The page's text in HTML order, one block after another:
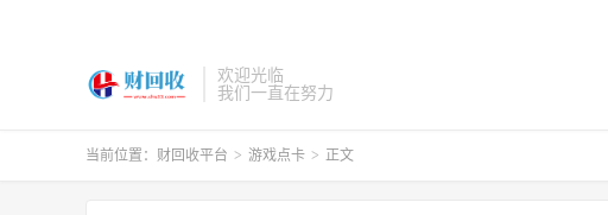
欢迎光临
我们一直在努力
当前位置： 财回收平台 > 游戏点卡 > 正文